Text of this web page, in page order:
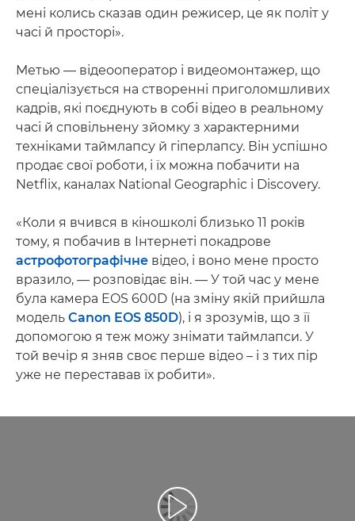
мені колись сказав один режисер, це як політ у
часі й просторі».
Метью — відеооператор і видеомонтажер, що
спеціалізується на створенні приголомшливих
кадрів, які поєднують в собі відео в реальному
часі й сповільнену зйомку з характерними
техніками таймлапсу й гіперлапсу. Він успішно
продає свої роботи, і їх можна побачити на
Netflix, каналах National Geographic і Discovery.
«Коли я вчився в кіношколі близько 11 років
тому, я побачив в Інтернеті покадрове
астрофотографічне відео, і воно мене просто
вразило, — розповідає він. — У той час у мене
була камера EOS 600D (на зміну якій прийшла
модель Canon EOS 850D), і я зрозумів, що з її
допомогою я теж можу знімати таймлапси. У
той вечір я зняв своє перше відео – і з тих пір
уже не переставав їх робити».
Відтворення відео